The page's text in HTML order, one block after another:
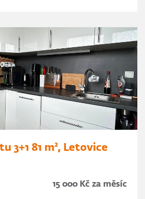
3+1 81 m², Letovice
15 000 Kč za měsíc